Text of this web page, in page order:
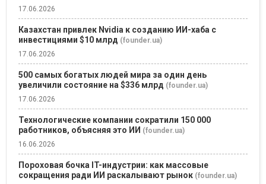
17.06.2026
Казахстан привлек Nvidia к созданию ИИ-хаба с
инвестициями $10 млрд (founder.ua)
17.06.2026
500 самых богатых людей мира за один день
увеличили состояние на $336 млрд (founder.ua)
17.06.2026
Технологические компании сократили 150 000
работников, объясняя это ИИ (founder.ua)
16.06.2026
Пороховая бочка IT-индустрии: как массовые
сокращения ради ИИ раскалывают рынок (founder.ua)